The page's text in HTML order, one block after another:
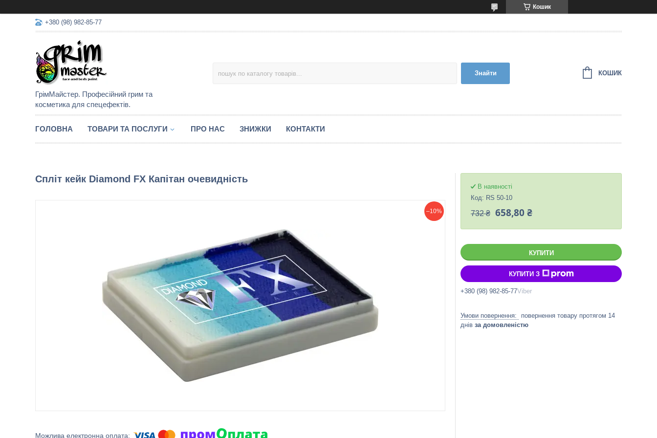
Кошик
+380 (98) 982-85-77
ГрімМайстер. Професійний грим та
косметика для спецефектів.
Знайти КОШИК
ГОЛОВНА ТОВАРИ ТА ПОСЛУГИ ПРО НАС ЗНИЖКИ КОНТАКТИ
Спліт кейк Diamond FX Капітан очевидність
–10%
В наявності
Код: RS 50-10
732 ₴ 658,80 ₴
КУПИТИ
КУПИТИ З
+380 (98) 982-85-77Viber
повернення товару протягом 14
днів за домовленістю